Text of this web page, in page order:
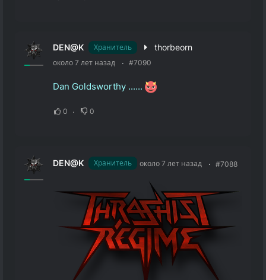
DEN@K Хранитель thorbeorn
около 7 лет назад #7090
Dan Goldsworthy ......
0 0
DEN@K Хранитель около 7 лет назад #7088